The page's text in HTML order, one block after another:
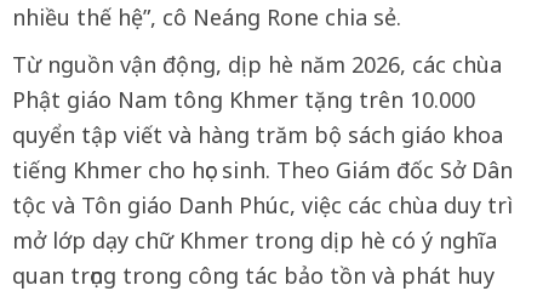
nhiều thế hệ”, cô Neáng Rone chia sẻ.
Từ nguồn vận động, dịp hè năm 2026, các chùa
Phật giáo Nam tông Khmer tặng trên 10.000
quyển tập viết và hàng trăm bộ sách giáo khoa
tiếng Khmer cho học sinh. Theo Giám đốc Sở Dân
tộc và Tôn giáo Danh Phúc, việc các chùa duy trì
mở lớp dạy chữ Khmer trong dịp hè có ý nghĩa
quan trọng trong công tác bảo tồn và phát huy